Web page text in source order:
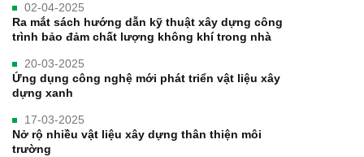
02-04-2025
Ra mắt sách hướng dẫn kỹ thuật xây dựng công
trình bảo đảm chất lượng không khí trong nhà
20-03-2025
Ứng dụng công nghệ mới phát triển vật liệu xây
dựng xanh
17-03-2025
Nở rộ nhiều vật liệu xây dựng thân thiện môi
trường